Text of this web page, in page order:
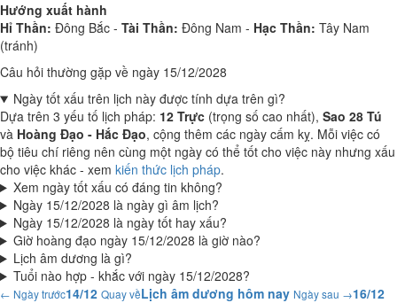
Hướng xuất hành
Hỉ Thần: Đông Bắc - Tài Thần: Đông Nam - Hạc Thần: Tây Nam
(tránh)
Câu hỏi thường gặp về ngày 15/12/2028
Ngày tốt xấu trên lịch này được tính dựa trên gì?
Dựa trên 3 yếu tố lịch pháp: 12 Trực (trọng số cao nhất), Sao 28 Tú
và Hoàng Đạo - Hắc Đạo, cộng thêm các ngày cấm kỵ. Mỗi việc có
bộ tiêu chí riêng nên cùng một ngày có thể tốt cho việc này nhưng xấu
cho việc khác - xem kiến thức lịch pháp.
Xem ngày tốt xấu có đáng tin không?
Ngày 15/12/2028 là ngày gì âm lịch?
Ngày 15/12/2028 là ngày tốt hay xấu?
Giờ hoàng đạo ngày 15/12/2028 là giờ nào?
Lịch âm dương là gì?
Tuổi nào hợp - khắc với ngày 15/12/2028?
← Ngày trước14/12 Quay vềLịch âm dương hôm nay Ngày sau →16/12